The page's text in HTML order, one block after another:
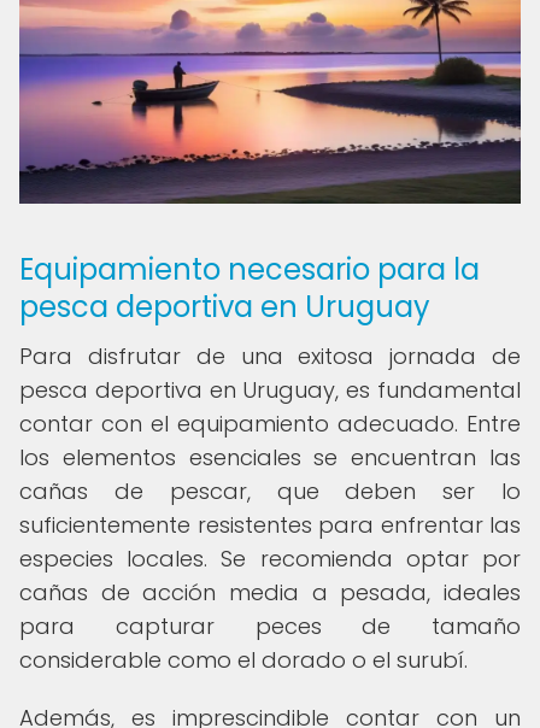
Equipamiento necesario para la
pesca deportiva en Uruguay
Para disfrutar de una exitosa jornada de
pesca deportiva en Uruguay, es fundamental
contar con el equipamiento adecuado. Entre
los elementos esenciales se encuentran las
cañas de pescar, que deben ser lo
suficientemente resistentes para enfrentar las
especies locales. Se recomienda optar por
cañas de acción media a pesada, ideales
para capturar peces de tamaño
considerable como el dorado o el surubí.
Además, es imprescindible contar con un